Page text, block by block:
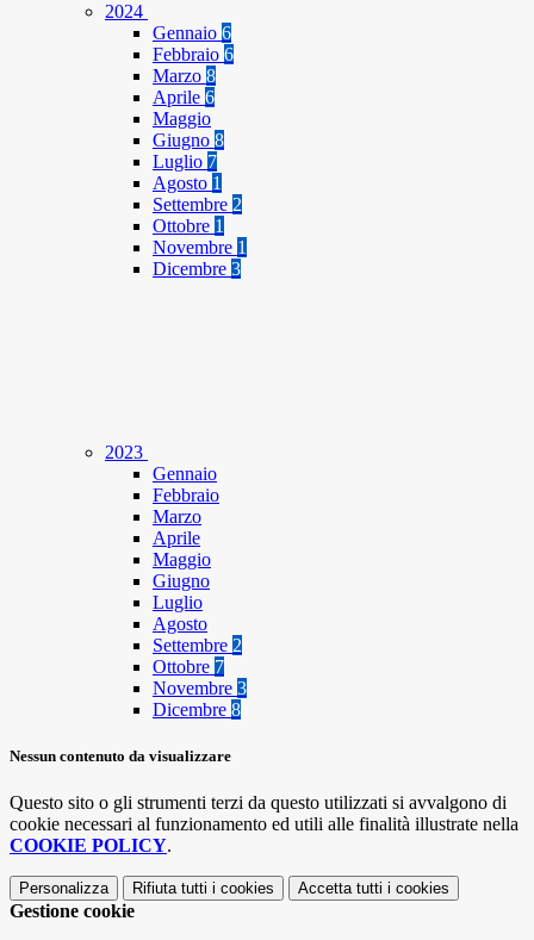
2024
Gennaio 6
Febbraio 6
Marzo 8
Aprile 6
Maggio
Giugno 8
Luglio 7
Agosto 1
Settembre 2
Ottobre 1
Novembre 1
Dicembre 3
2023
Gennaio
Febbraio
Marzo
Aprile
Maggio
Giugno
Luglio
Agosto
Settembre 2
Ottobre 7
Novembre 3
Dicembre 8
Nessun contenuto da visualizzare
Questo sito o gli strumenti terzi da questo utilizzati si avvalgono di
cookie necessari al funzionamento ed utili alle finalità illustrate nella
COOKIE POLICY.
Personalizza Rifiuta tutti i cookies Accetta tutti i cookies
Gestione cookie